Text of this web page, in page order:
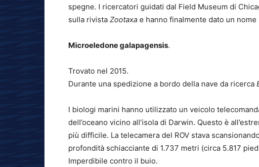
spegne. I ricercatori guidati dal Field Museum di
sulla rivista Zootaxa e hanno finalmente dato un
Microeledone galapagensis.
Trovato nel 2015.
Durante una spedizione a bordo della nave da ricerca
I biologi marini hanno utilizzato un veicolo
dell’oceano vicino all’isola di Darwin. Questo è
più difficile. La telecamera del ROV stava
profondità schiacciante di 1.737 metri (circa 5.817
Imperdibile contro il buio.